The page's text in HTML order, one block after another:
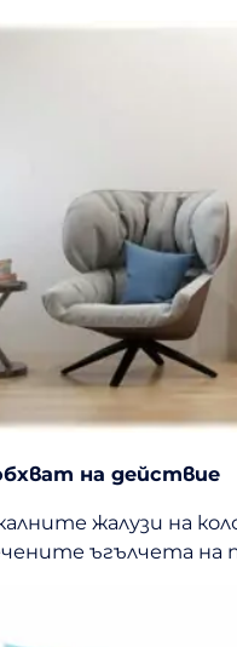
на действие
жалузи на
ъгълчета на